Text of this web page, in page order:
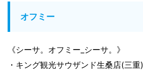
オフミー
《シーサ。オフミー_シーサ。》
・キング観光サウザンド生桑店(三重)